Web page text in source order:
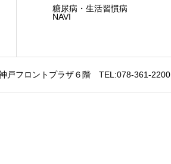
糖尿病・生活習慣病
NAVI
戸フロントプラザ６階 TEL:078-361-2200